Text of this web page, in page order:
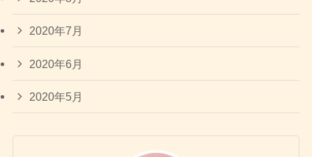
2020年7月
2020年6月
2020年5月